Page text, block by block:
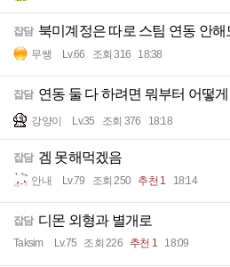
잡담 북미계정은 따로 스팀 연동 안해
무쌩 Lv.66 조회 316 18:38
잡담 연동 둘 다 하려면 뭐부터 어떻
강양이 Lv.35 조회 376 18:18
잡담 겜 못해먹겠음
안내 Lv.79 조회 250 추천 1 18:14
잡담 디몬 외형과 별개로
Taksim Lv.75 조회 226 추천 1 18:09